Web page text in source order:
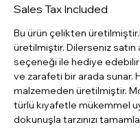
Sales Tax Included
Bu ürün çelikten
üretilmiştir. Dilerseniz
seçeneği ile hediye
ve zarafeti bir arada sunar.
malzemeden üretilmiştir.
türlü kıyafetle mükemmel
dokunuşla tarzınızı